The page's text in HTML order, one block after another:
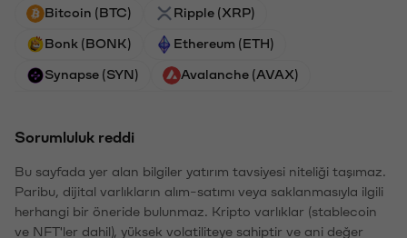
Bitcoin (BTC) Ripple (XRP)
Bonk (BONK) Ethereum (ETH)
Synapse (SYN) Avalanche (AVAX)
Sorumluluk reddi
Bu sayfada yer alan bilgiler yatırım tavsiyesi niteliği taşımaz.
Paribu, dijital varlıkların alım-satımı veya saklanmasıyla ilgili
herhangi bir öneride bulunmaz. Kripto varlıklar (stablecoin
ve NFT'ler dahil), yüksek volatiliteye sahiptir ve ani değer